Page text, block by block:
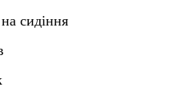
сидіння